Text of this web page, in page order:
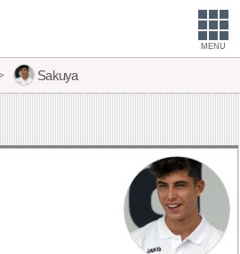
MENU
Sakuya